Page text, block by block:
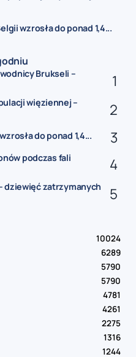
wzrosła do ponad 1,4...
Brukseli –
więziennej –
do ponad 1,4...
podczas fali
dziewięć zatrzymanych
10024
6289
5790
5790
4781
4261
2275
1316
1244